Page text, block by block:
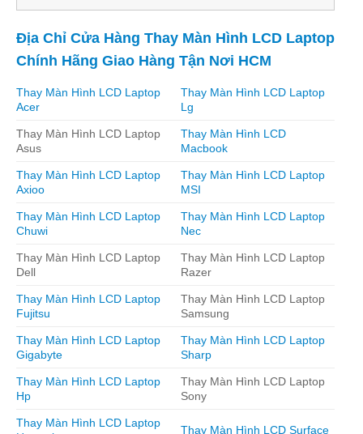
Địa Chỉ Cửa Hàng Thay Màn Hình LCD Laptop
Chính Hãng Giao Hàng Tận Nơi HCM
Thay Màn Hình LCD Laptop
Acer
Thay Màn Hình LCD Laptop
Lg
Thay Màn Hình LCD Laptop
Asus
Thay Màn Hình LCD
Macbook
Thay Màn Hình LCD Laptop
Axioo
Thay Màn Hình LCD Laptop
MSI
Thay Màn Hình LCD Laptop
Chuwi
Thay Màn Hình LCD Laptop
Nec
Thay Màn Hình LCD Laptop
Dell
Thay Màn Hình LCD Laptop
Razer
Thay Màn Hình LCD Laptop
Fujitsu
Thay Màn Hình LCD Laptop
Samsung
Thay Màn Hình LCD Laptop
Gigabyte
Thay Màn Hình LCD Laptop
Sharp
Thay Màn Hình LCD Laptop
Hp
Thay Màn Hình LCD Laptop
Sony
Thay Màn Hình LCD Laptop
Thay Màn Hình LCD Surface